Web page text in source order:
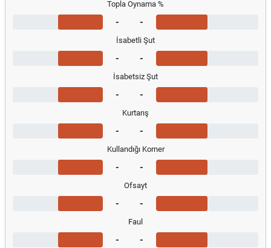
Topla Oynama %
- -
İsabetli Şut
- -
İsabetsiz Şut
- -
Kurtarış
- -
Kullandığı Korner
- -
Ofsayt
- -
Faul
- -